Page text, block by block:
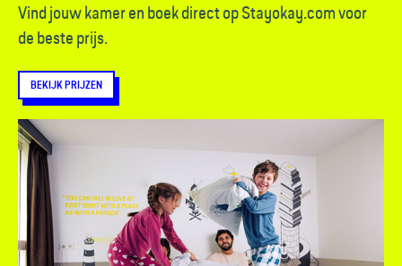
Vind jouw kamer en boek direct op Stayokay.com voor
de beste prijs.
BEKIJK PRIJZEN